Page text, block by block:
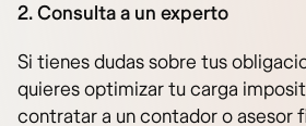
2. Consulta a un experto
Si tienes dudas sobre tus
quieres optimizar tu carga
contratar a un contador o asesor